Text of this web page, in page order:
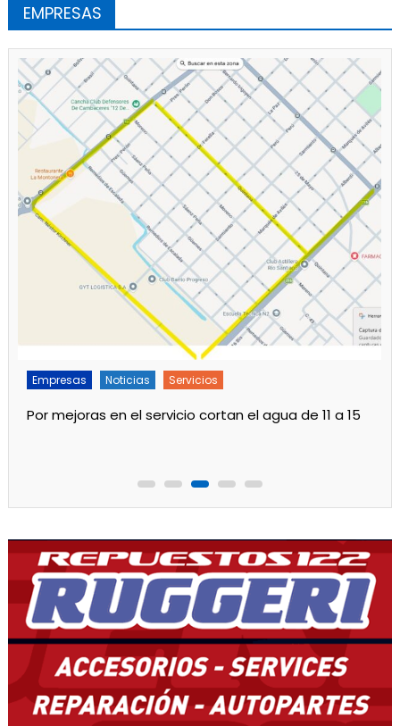
EMPRESAS
Empresas Noticias Principal
Otro aumento en las tarifas de luz desde agosto